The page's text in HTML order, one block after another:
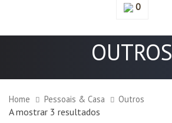
0
OUTROS
Home Pessoais & Casa Outros
A mostrar 3 resultados